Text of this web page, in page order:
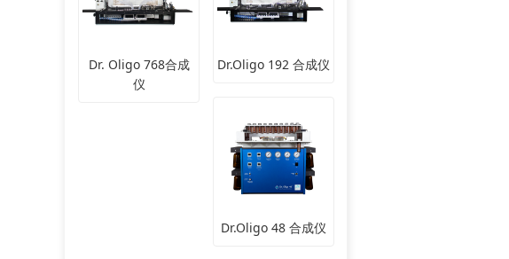
Dr. Oligo 768合成
仪
Dr.Oligo 192 合成仪
Dr.Oligo 48 合成仪